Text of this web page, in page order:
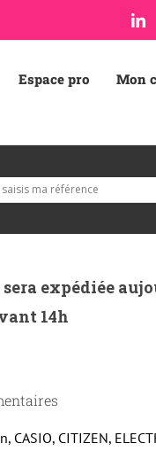
Espace pro Mon
expédiée
14h
, CASIO, CITIZEN,